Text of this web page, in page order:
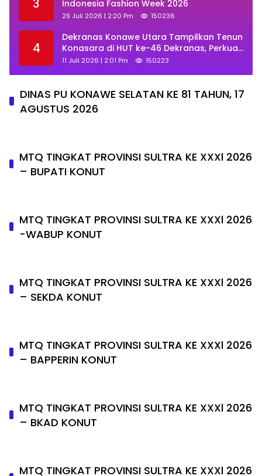
3
Indonesia Fashion Week 2026
29 Juli 2026 | 2:20 Pm 150236
4
Dekranas Konawe Utara Tampilkan Tenun
Konasara di HUT ke-46 Dekranas, Perkuat
Promosi UMKM Daerah
11 Juli 2026 | 2:01 Pm 150223
DINAS PU KONAWE SELATAN KE 81 TAHUN, 17
AGUSTUS 2026
MTQ TINGKAT PROVINSI SULTRA KE XXXl 2026
– BUPATI KONUT
MTQ TINGKAT PROVINSI SULTRA KE XXXl 2026
-WABUP KONUT
MTQ TINGKAT PROVINSI SULTRA KE XXXl 2026
– SEKDA KONUT
MTQ TINGKAT PROVINSI SULTRA KE XXXl 2026
– BAPPERIN KONUT
MTQ TINGKAT PROVINSI SULTRA KE XXXl 2026
– BKAD KONUT
MTQ TINGKAT PROVINSI SULTRA KE XXXl 2026